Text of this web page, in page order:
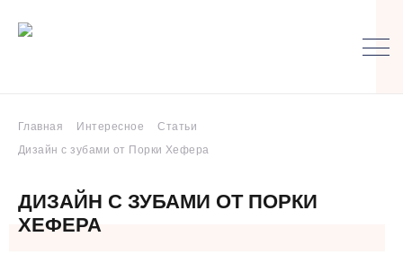
Главная Интересное
Статьи
Дизайн с зубами от Порки Хефера
ДИЗАЙН С ЗУБАМИ ОТ ПОРКИ
ХЕФЕРА